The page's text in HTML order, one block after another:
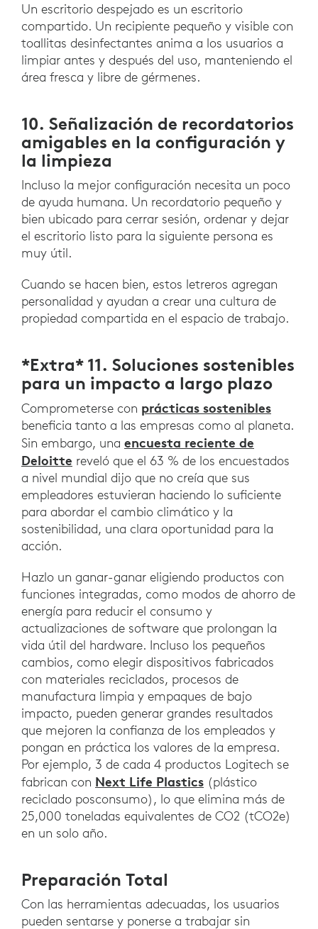
Un escritorio despejado es un escritorio
compartido. Un recipiente pequeño y visible con
toallitas desinfectantes anima a los usuarios a
limpiar antes y después del uso, manteniendo el
área fresca y libre de gérmenes.
10. Señalización de recordatorios
amigables en la configuración y
la limpieza
Incluso la mejor configuración necesita un poco
de ayuda humana. Un recordatorio pequeño y
bien ubicado para cerrar sesión, ordenar y dejar
el escritorio listo para la siguiente persona es
muy útil.
Cuando se hacen bien, estos letreros agregan
personalidad y ayudan a crear una cultura de
propiedad compartida en el espacio de trabajo.
*Extra* 11. Soluciones sostenibles
para un impacto a largo plazo
Comprometerse con prácticas sostenibles
beneficia tanto a las empresas como al planeta.
Sin embargo, una encuesta reciente de
Deloitte reveló que el 63 % de los encuestados
a nivel mundial dijo que no creía que sus
empleadores estuvieran haciendo lo suficiente
para abordar el cambio climático y la
sostenibilidad, una clara oportunidad para la
acción.
Hazlo un ganar-ganar eligiendo productos con
funciones integradas, como modos de ahorro de
energía para reducir el consumo y
actualizaciones de software que prolongan la
vida útil del hardware. Incluso los pequeños
cambios, como elegir dispositivos fabricados
con materiales reciclados, procesos de
manufactura limpia y empaques de bajo
impacto, pueden generar grandes resultados
que mejoren la confianza de los empleados y
pongan en práctica los valores de la empresa.
Por ejemplo, 3 de cada 4 productos Logitech se
fabrican con Next Life Plastics (plástico
reciclado posconsumo), lo que elimina más de
25,000 toneladas equivalentes de CO2 (tCO2e)
en un solo año.
Preparación Total
Con las herramientas adecuadas, los usuarios
pueden sentarse y ponerse a trabajar sin